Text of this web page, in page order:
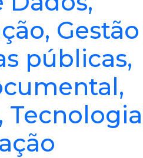
Gestão
públicas,
Tecnologia